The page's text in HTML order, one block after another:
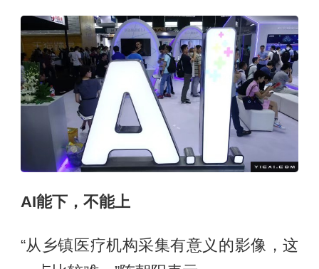
AI能下，不能上
“从乡镇医疗机构采集有意义的影像，这